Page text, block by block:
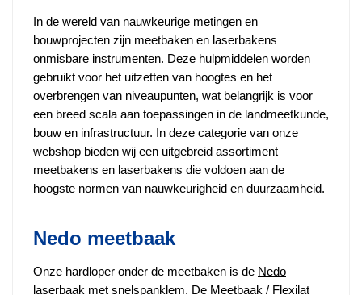
In de wereld van nauwkeurige metingen en
bouwprojecten zijn meetbaken en laserbakens
onmisbare instrumenten. Deze hulpmiddelen worden
gebruikt voor het uitzetten van hoogtes en het
overbrengen van niveaupunten, wat belangrijk is voor
een breed scala aan toepassingen in de landmeetkunde,
bouw en infrastructuur. In deze categorie van onze
webshop bieden wij een uitgebreid assortiment
meetbakens en laserbakens die voldoen aan de
hoogste normen van nauwkeurigheid en duurzaamheid.
Nedo meetbaak
Onze hardloper onder de meetbaken is de Nedo
laserbaak met snelspanklem. De Meetbaak / Flexilat